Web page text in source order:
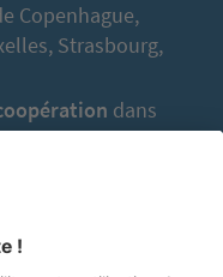
Copenhague,
Strasbourg,
dans